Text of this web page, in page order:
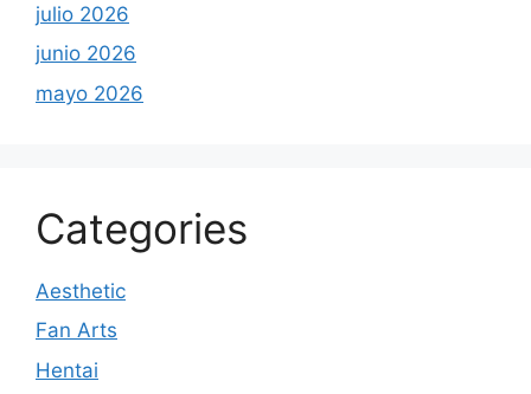
julio 2026
junio 2026
mayo 2026
Categories
Aesthetic
Fan Arts
Hentai